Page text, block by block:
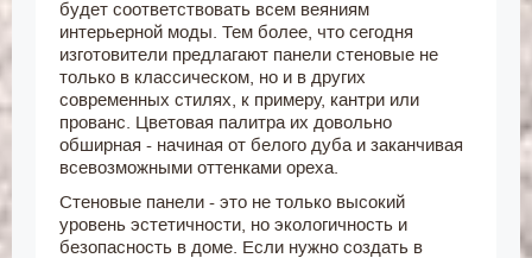
будет соответствовать всем веяниям
интерьерной моды. Тем более, что сегодня
изготовители предлагают панели стеновые не
только в классическом, но и в других
современных стилях, к примеру, кантри или
прованс. Цветовая палитра их довольно
обширная - начиная от белого дуба и заканчивая
всевозможными оттенками ореха.
Стеновые панели - это не только высокий
уровень эстетичности, но экологичность и
безопасность в доме. Если нужно создать в